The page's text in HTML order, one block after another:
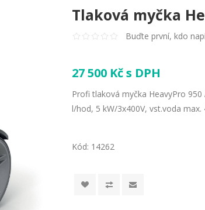
Tlaková myčka
Buďte první, kdo
27 500 Kč s DPH
Profi tlaková myčka HeavyPro
l/hod, 5 kW/3x400V, vst.voda max.
Kód: 14262